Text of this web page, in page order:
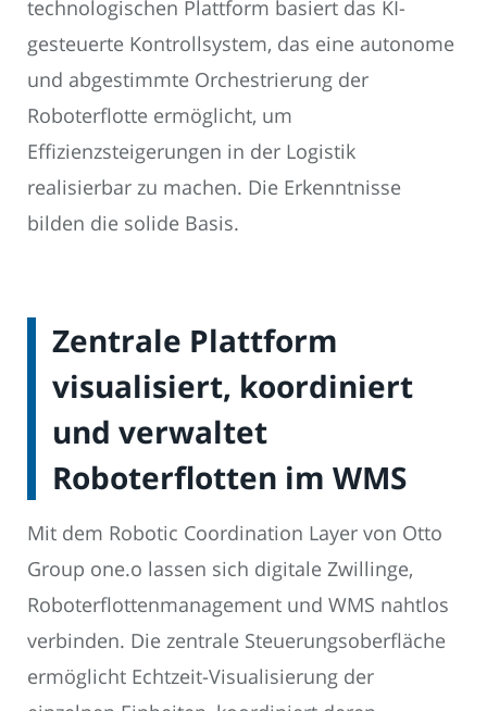
technologischen Plattform basiert das KI-
gesteuerte Kontrollsystem, das eine autonome
und abgestimmte Orchestrierung der
Roboterflotte ermöglicht, um
Effizienzsteigerungen in der Logistik
realisierbar zu machen. Die Erkenntnisse
bilden die solide Basis.
Zentrale Plattform
visualisiert, koordiniert
und verwaltet
Roboterflotten im WMS
Mit dem Robotic Coordination Layer von Otto
Group one.o lassen sich digitale Zwillinge,
Roboterflottenmanagement und WMS nahtlos
verbinden. Die zentrale Steuerungsoberfläche
ermöglicht Echtzeit-Visualisierung der